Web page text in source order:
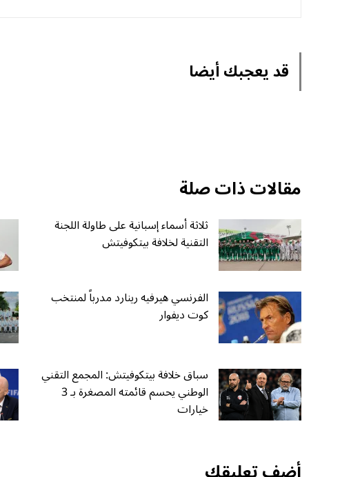
قد يعجبك أيضا
مقالات ذات صلة
ثلاثة أسماء إسبانية على طاولة اللجنة
التقنية لخلافة بيتكوفيتش
الفرنسي هيرفيه رينارد مدرباً لمنتخب
كوت ديفوار
سباق خلافة بيتكوفيتش: المجمع التقني
الوطني يحسم قائمته المصغرة بـ 3
خيارات